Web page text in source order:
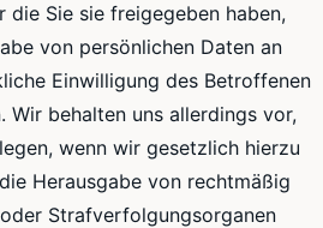
die Sie sie freigegeben haben,
von persönlichen Daten an
Einwilligung des Betroffenen
Wir behalten uns allerdings vor,
wenn wir gesetzlich hierzu
Herausgabe von rechtmäßig
Strafverfolgungsorganen